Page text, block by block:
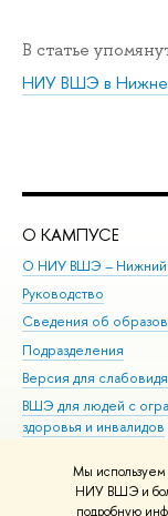
Мы используем
НИУ ВШЭ и
подробную
В статье
НИУ ВШЭ в
О КАМПУСЕ
О НИУ ВШЭ – Нижний
Руководство
Сведения об
Подразделения
Версия для
ВШЭ для людей с
здоровья и инвалидов